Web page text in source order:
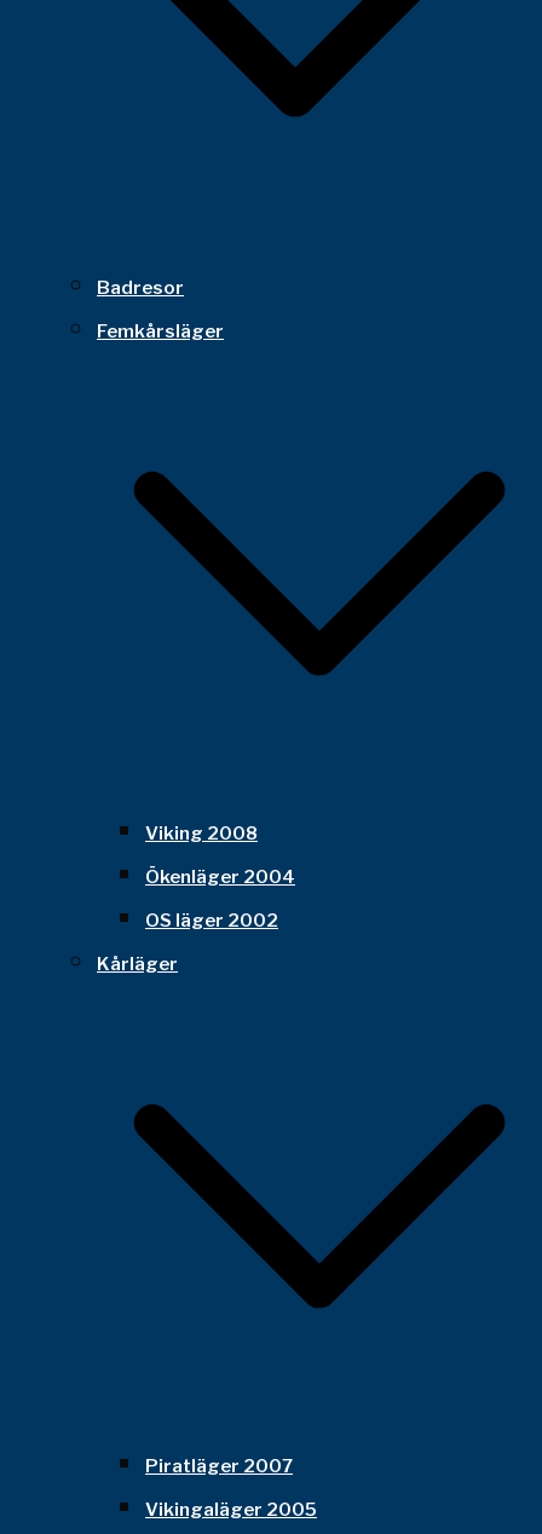
Badresor
Femkårsläger
Viking 2008
Ökenläger 2004
OS läger 2002
Kårläger
Piratläger 2007
Vikingaläger 2005